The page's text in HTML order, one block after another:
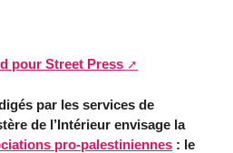
pour Street Press
par les services de
de l’Intérieur envisage la
pro-palestiniennes : le